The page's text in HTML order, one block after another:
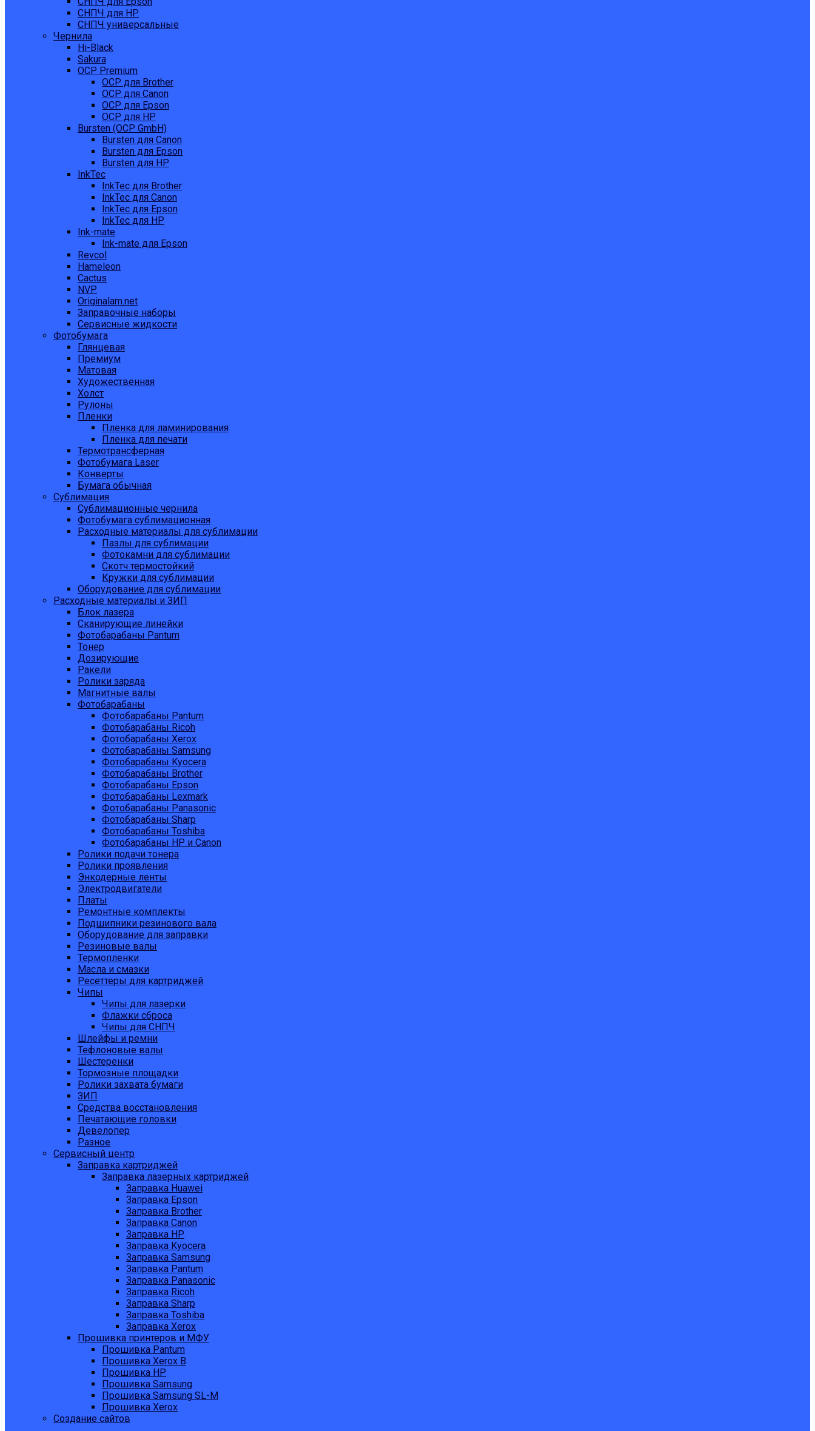
СНПЧ для HP
СНПЧ универсальные
Чернила
Hi-Black
Sakura
OCP Premium
OCP для Brother
OCP для Canon
OCP для Epson
OCP для HP
Bursten (OCP GmbH)
Bursten для Canon
Bursten для Epson
Bursten для HP
InkTec
InkTec для Brother
InkTec для Canon
InkTec для Epson
InkTec для HP
Ink-mate
Ink-mate для Epson
Revcol
Hameleon
Cactus
NVP
Originalam.net
Заправочные наборы
Сервисные жидкости
Фотобумага
Глянцевая
Премиум
Матовая
Художественная
Холст
Рулоны
Пленки
Пленка для ламинирования
Пленка для печати
Термотрансферная
Фотобумага Laser
Конверты
Бумага обычная
Сублимация
Сублимационные чернила
Фотобумага сублимационная
Расходные материалы для сублимации
Пазлы для сублимации
Фотокамни для сублимации
Скотч термостойкий
Кружки для сублимации
Оборудование для сублимации
Расходные материалы и ЗИП
Блок лазера
Сканирующие линейки
Фотобарабаны Pantum
Тонер
Дозирующие
Ракели
Ролики заряда
Магнитные валы
Фотобарабаны
Фотобарабаны Pantum
Фотобарабаны Ricoh
Фотобарабаны Xerox
Фотобарабаны Samsung
Фотобарабаны Kyocera
Фотобарабаны Brother
Фотобарабаны Epson
Фотобарабаны Lexmark
Фотобарабаны Panasonic
Фотобарабаны Sharp
Фотобарабаны Toshiba
Фотобарабаны HP и Canon
Ролики подачи тонера
Ролики проявления
Энкодерные ленты
Электродвигатели
Платы
Ремонтные комплекты
Подшипники резинового вала
Оборудование для заправки
Резиновые валы
Термопленки
Масла и смазки
Ресеттеры для картриджей
Чипы
Чипы для лазерки
Флажки сброса
Чипы для СНПЧ
Шлейфы и ремни
Тефлоновые валы
Шестеренки
Тормозные площадки
Ролики захвата бумаги
ЗИП
Средства восстановления
Печатающие головки
Девелопер
Разное
Сервисный центр
Заправка картриджей
Заправка лазерных картриджей
Заправка Huawei
Заправка Epson
Заправка Brother
Заправка Canon
Заправка HP
Заправка Kyocera
Заправка Samsung
Заправка Pantum
Заправка Panasonic
Заправка Ricoh
Заправка Sharp
Заправка Toshiba
Заправка Xerox
Прошивка принтеров и МФУ
Прошивка Pantum
Прошивка Xerox B
Прошивка HP
Прошивка Samsung
Прошивка Samsung SL-M
Прошивка Xerox
Создание сайтов